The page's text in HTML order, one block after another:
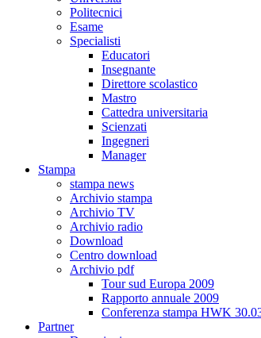
Politecnici
Esame
Specialisti
Educatori
Insegnante
Direttore scolastico
Mastro
Cattedra universitaria
Scienzati
Ingegneri
Manager
Stampa
stampa news
Archivio stampa
Archivio TV
Archivio radio
Download
Centro download
Archivio pdf
Tour sud Europa 2009
Rapporto annuale 2009
Conferenza stampa HWK
Partner